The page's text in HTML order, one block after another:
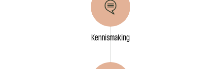
Kennismaking